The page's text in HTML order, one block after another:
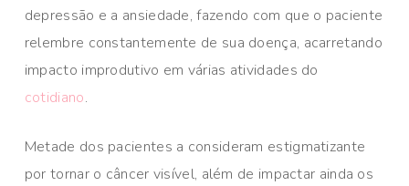
depressão e a ansiedade, fazendo com que o paciente
relembre constantemente de sua doença, acarretando
impacto improdutivo em várias atividades do
cotidiano.
Metade dos pacientes a consideram estigmatizante
por tornar o câncer visível, além de impactar ainda os